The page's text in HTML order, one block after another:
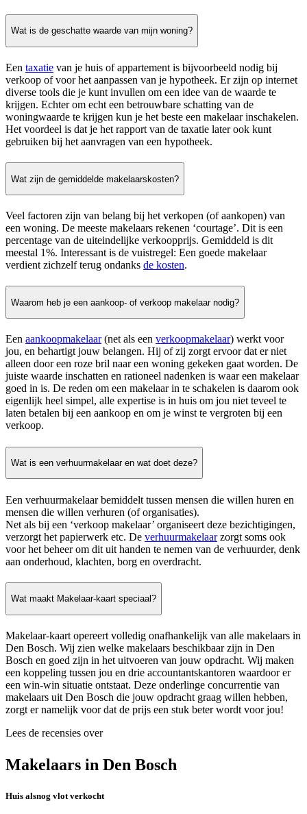
Wat is de geschatte waarde van mijn woning?
Een taxatie van je huis of appartement is bijvoorbeeld nodig bij
verkoop of voor het aanpassen van je hypotheek. Er zijn op internet
diverse tools die je kunt invullen om een idee van de waarde te
krijgen. Echter om echt een betrouwbare schatting van de
woningwaarde te krijgen kun je het beste een makelaar inschakelen.
Het voordeel is dat je het rapport van de taxatie later ook kunt
gebruiken bij het aanvragen van een hypotheek.
Wat zijn de gemiddelde makelaarskosten?
Veel factoren zijn van belang bij het verkopen (of aankopen) van
een woning. De meeste makelaars rekenen ‘courtage’. Dit is een
percentage van de uiteindelijke verkoopprijs. Gemiddeld is dit
meestal 1%. Interessant is de vuistregel: Een goede makelaar
verdient zichzelf terug ondanks de kosten.
Waarom heb je een aankoop- of verkoop makelaar nodig?
Een aankoopmakelaar(net als een verkoopmakelaar) werkt voor
jou, en behartigt jouw belangen. Hij of zij zorgt ervoor dat er niet
alleen door een roze bril naar een woning gekeken gaat worden. De
juiste waarde inschatten en rationeel nadenken is waar een makelaar
goed in is. De reden om een makelaar in te schakelen is daarom ook
eigenlijk heel simpel, alle expertise is in huis om jou niet teveel te
laten betalen bij een aankoop en om je winst te vergroten bij een
verkoop.
Wat is een verhuurmakelaar en wat doet deze?
Een verhuurmakelaar bemiddelt tussen mensen die willen huren en
mensen die willen verhuren (of organisaties).
Net als bij een ‘verkoop makelaar’ organiseert deze bezichtigingen,
verzorgt het papierwerk etc. De verhuurmakelaarzorgt soms ook
voor het beheer om dit uit handen te nemen van de verhuurder, denk
aan onderhoud, klachten, borg en overdracht.
Wat maakt Makelaar-kaart speciaal?
Makelaar-kaart opereert volledig onafhankelijk van alle makelaars in
Den Bosch. Wij zien welke makelaars beschikbaar zijn in Den
Bosch en goed zijn in het uitvoeren van jouw opdracht. Wij maken
een koppeling tussen jou en drie accountantskantoren waardoor er
een win-win situatie ontstaat. Deze onderlinge concurrentie van
makelaars uit Den Bosch die jouw opdracht graag willen hebben,
zorgt er namelijk voor dat de prijs een stuk beter wordt voor jou!
Lees de recensies over
Makelaars in Den Bosch
Huis alsnog vlot verkocht